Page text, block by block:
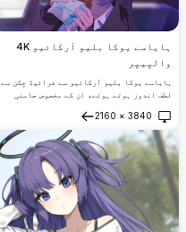
ہایاسے یوکا بلیو آرکائیو 4K
والپیپر
ہایاسے یوکا بلیو آرکائیو سے فرائیڈ چکن سے
لطف اندوز ہوتے ہوئے، ان کے مخصوص جامنی
اعلی ریزولیوشن اینیمے والپیپر۔
3840
×
2160
کھولیں